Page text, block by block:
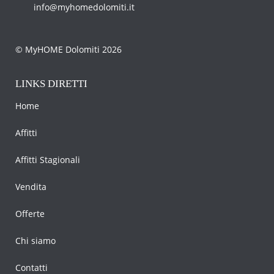
info@myhomedolomiti.it
© MyHOME Dolomiti 2026
LINKS DIRETTI
Home
Affitti
Affitti Stagionali
Vendita
Offerte
Chi siamo
Contatti